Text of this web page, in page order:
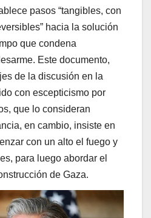
pasos “tangibles, con
hacia la solución
que condena
Este documento,
de la discusión en la
con escepticismo por
que lo consideran
en cambio, insiste en
con un alto el fuego y
para luego abordar el
de Gaza.